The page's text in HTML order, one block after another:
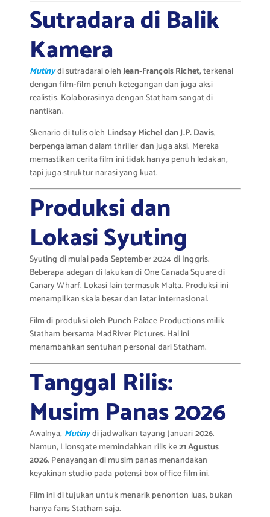
Sutradara di Balik
Kamera
Mutinydi sutradarai olehJean‑François Richet, terkenal
dengan film-film penuh ketegangan dan juga aksi
realistis. Kolaborasinya dengan Statham sangat di
nantikan.
Skenario di tulis oleh Lindsay Michel dan J.P. Davis,
berpengalaman dalam thriller dan juga aksi. Mereka
memastikan cerita film ini tidak hanya penuh ledakan,
tapi juga struktur narasi yang kuat.
Produksi dan
Lokasi Syuting
Syuting di mulai pada September 2024 di Inggris.
Beberapa adegan di lakukan di One Canada Square di
Canary Wharf. Lokasi lain termasuk Malta. Produksi ini
menampilkan skala besar dan latar internasional.
Film di produksi oleh Punch Palace Productions milik
Statham bersama MadRiver Pictures. Hal ini
menambahkan sentuhan personal dari Statham.
Tanggal Rilis:
Musim Panas 2026
Awalnya, Mutinydi jadwalkan tayang Januari 2026.
Namun, Lionsgate memindahkan rilis ke21 Agustus
2026. Penayangan di musim panas menandakan
keyakinan studio pada potensi box office film ini.
Film ini di tujukan untuk menarik penonton luas, bukan
hanya fans Statham saja.